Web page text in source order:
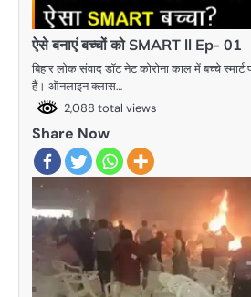
ऐसे बनाएं बच्चों को SMART ll Ep- 01
बिहार लोक संवाद डॉट नेट कोरोना काल में बच्चे
हैं। ऑनलाइन क्लास…
2,088 total views
Share Now